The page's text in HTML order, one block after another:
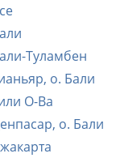
Туламбен
о. Бали
О-Ва
о. Бали